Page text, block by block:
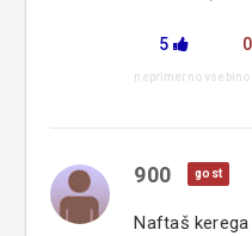
5 0
neprimerno vsebino
900 gost
Naftaš